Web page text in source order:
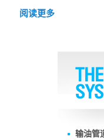
阅读更多
输油管